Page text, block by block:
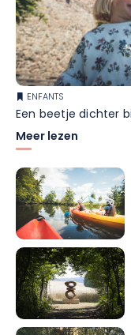
ENFANTS
Een beetje dichter
Meer lezen